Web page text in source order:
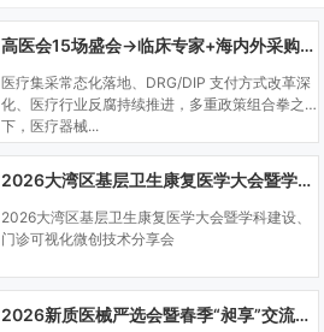
高医会15场盛会→临床专家+海内外采购商双向对接
医疗集采常态化落地、DRG/DIP 支付方式改革深
化、医疗行业反腐持续推进，多重政策组合拳之
下，医疗器械...
2026大湾区基层卫生康复医学大会暨学科建设、门诊可视化微创技术分享会
2026大湾区基层卫生康复医学大会暨学科建设、
门诊可视化微创技术分享会
2026新质医械严选会暨春季“昶享”交流会（高医展站）